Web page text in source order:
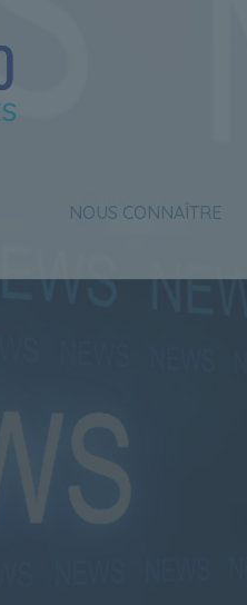
NOUS CONNAÎTRE